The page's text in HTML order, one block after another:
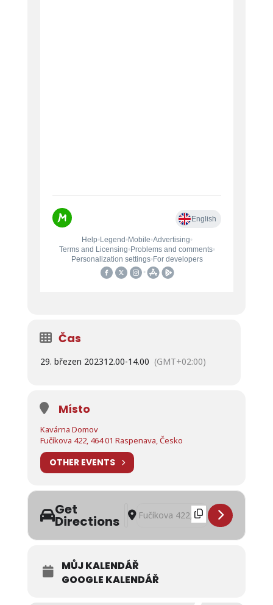
Čas
29. březen 202312.00-14.00 (GMT+02:00)
Místo
Kavárna Domov
Fučíkova 422, 464 01 Raspenava, Česko
OTHER EVENTS
Get
Directions
Address - Otevření nové budovy
Destination Address - Otevření
MŮJ KALENDÁŘ
GOOGLE KALENDÁŘ